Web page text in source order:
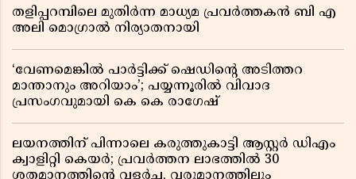
തളിപ്പറമ്പിലെ മുതിർന്ന മാധ്യമ പ്രവർത്തകൻ ബി എ
അലി മൊഗ്രാൽ നിര്യാതനായി
‘വേണമെങ്കിൽ പാർട്ടിക്ക് ഷെഡിൻ്റെ അടിത്തറ
മാന്താനും അറിയാം’; പയ്യന്നൂരിൽ വിവാദ
പ്രസംഗവുമായി കെ കെ രാഗേഷ്
ലയനത്തിന് പിന്നാലെ കരുത്തുകാട്ടി ആസ്റ്റർ ഡിഎം
ക്വാളിറ്റി കെയർ; പ്രവർത്തന ലാഭത്തിൽ 30